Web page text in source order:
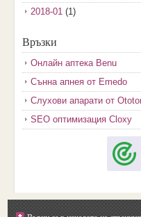
2018-01(1)
2017-11
2017-10(3)
2017-08(3)
2017-07(1)
2017-06(2)
2017-02(2)
Връзки
Онлайн аптека Benu
Сънна апнея от Emedo
Слухови апарати от
SEO оптимизация Cloxy